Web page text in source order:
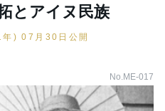
とアイヌ民族
) 07月30日公開
No.ME-017